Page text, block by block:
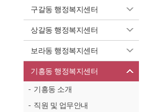
구갈동 행정복지센터
상갈동 행정복지센터
보라동 행정복지센터
기흥동 행정복지센터
기흥동 소개
직원 및 업무안내